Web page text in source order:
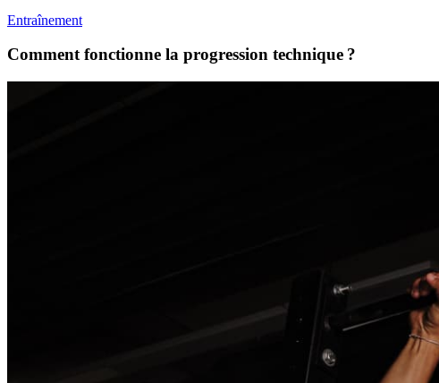
Entraînement
Comment fonctionne la progression technique ?